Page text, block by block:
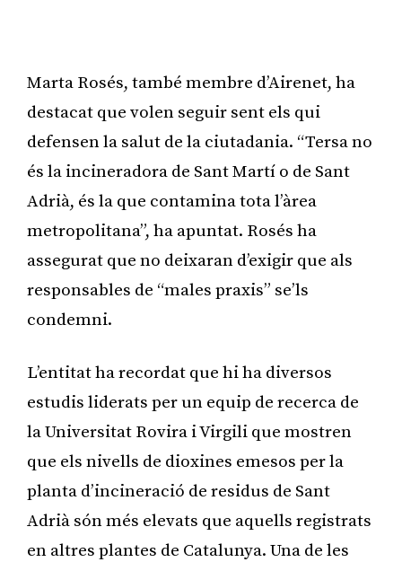
Marta Rosés, també membre d’Airenet, ha
destacat que volen seguir sent els qui
defensen la salut de la ciutadania. “Tersa no
és la incineradora de Sant Martí o de Sant
Adrià, és la que contamina tota l’àrea
metropolitana”, ha apuntat. Rosés ha
assegurat que no deixaran d’exigir que als
responsables de “males praxis” se’ls
condemni.
L’entitat ha recordat que hi ha diversos
estudis liderats per un equip de recerca de
la Universitat Rovira i Virgili que mostren
que els nivells de dioxines emesos per la
planta d’incineració de residus de Sant
Adrià són més elevats que aquells registrats
en altres plantes de Catalunya. Una de les